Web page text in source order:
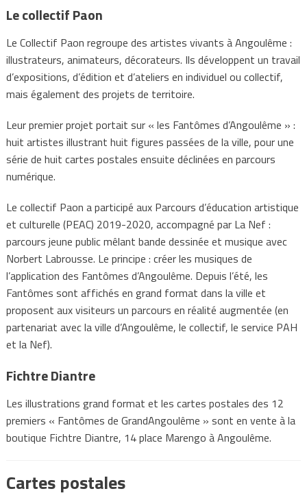
Le collectif Paon
Le Collectif Paon regroupe des artistes vivants à Angoulême :
illustrateurs, animateurs, décorateurs. Ils développent un travail
d’expositions, d’édition et d’ateliers en individuel ou collectif,
mais également des projets de territoire.
Leur premier projet portait sur « les Fantômes d’Angoulême » :
huit artistes illustrant huit figures passées de la ville, pour une
série de huit cartes postales ensuite déclinées en parcours
numérique.
Le collectif Paon a participé aux Parcours d’éducation artistique
et culturelle (PEAC) 2019-2020, accompagné par La Nef :
parcours jeune public mêlant bande dessinée et musique avec
Norbert Labrousse. Le principe : créer les musiques de
l’application des Fantômes d’Angoulême. Depuis l’été, les
Fantômes sont affichés en grand format dans la ville et
proposent aux visiteurs un parcours en réalité augmentée (en
partenariat avec la ville d’Angoulême, le collectif, le service PAH
et la Nef).
Fichtre Diantre
Les illustrations grand format et les cartes postales des 12
premiers « Fantômes de GrandAngoulême » sont en vente à la
boutique Fichtre Diantre, 14 place Marengo à Angoulême.
Cartes postales